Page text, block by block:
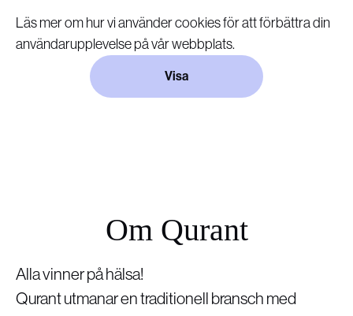
Läs mer om hur vi använder cookies för att förbättra din
användarupplevelse på vår webbplats.
Visa
Om Qurant
Alla vinner på hälsa!
Qurant utmanar en traditionell bransch med